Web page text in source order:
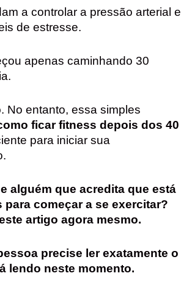
a controlar a pressão arterial e
de estresse.
apenas caminhando 30
No entanto, essa simples
ficar fitness depois dos 40
para iniciar sua
alguém que acredita que está
para começar a se exercitar?
artigo agora mesmo.
precise ler exatamente o
lendo neste momento.